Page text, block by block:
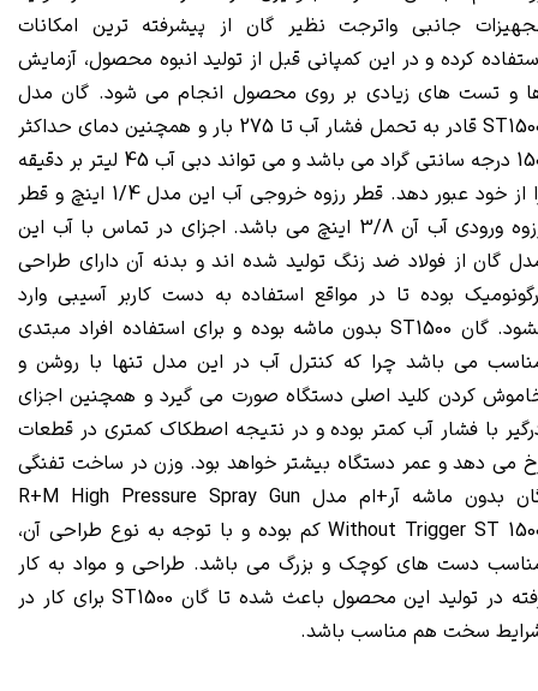
جانبی واترجت نظیر گان از پیشرفته ترین امکانات
کرده و در این کمپانی قبل از تولید انبوه محصول، آزمایش
و تست های زیادی بر روی محصول انجام می شود. گان مدل
ST1500 قادر به تحمل فشار آب تا 275 بار و همچنین دمای حداکثر
150 درجه سانتی گراد می باشد و می تواند دبی آب 45 لیتر بر دقیقه
را از خود عبور دهد. قطر رزوه خروجی آب این مدل 1/4 اینچ و قطر
رزوه ورودی آب آن 3/8 اینچ می باشد. اجزای در تماس با آب این
گان از فولاد ضد زنگ تولید شده اند و بدنه آن دارای طراحی
بوده تا در مواقع استفاده به دست کاربر آسیبی وارد
نشود. گان ST1500 بدون ماشه بوده و برای استفاده افراد مبتدی
می باشد چرا که کنترل آب در این مدل تنها با روشن و
کردن کلید اصلی دستگاه صورت می گیرد و همچنین اجزای
با فشار آب کمتر بوده و در نتیجه اصطکاک کمتری در قطعات
می دهد و عمر دستگاه بیشتر خواهد بود. وزن در ساخت تفنگی
گان بدون ماشه آر+ام مدل R+M High Pressure Spray Gun
Without Trigger ST 1500 کم بوده و با توجه به نوع طراحی آن،
دست های کوچک و بزرگ می باشد. طراحی و مواد به کار
رفته در تولید این محصول باعث شده تا گان ST1500 برای کار در
سخت هم مناسب باشد.